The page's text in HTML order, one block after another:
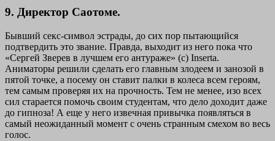
9. Директор Саотоме.
Бывший секс-символ эстрады, до сих пор пытающийся
подтвердить это звание. Правда, выходит из него пока что
«Сергей Зверев в лучшем его антураже» (с) Inserta.
Аниматоры решили сделать его главным злодеем и занозой в
пятой точке, а посему он ставит палки в колеса всем героям,
тем самым проверяя их на прочность. Тем не менее, изо всех
сил старается помочь своим студентам, что дело доходит даже
до гипноза! А еще у него извечная привычка появляться в
самый неожиданный момент с очень странным смехом во весь
голос.